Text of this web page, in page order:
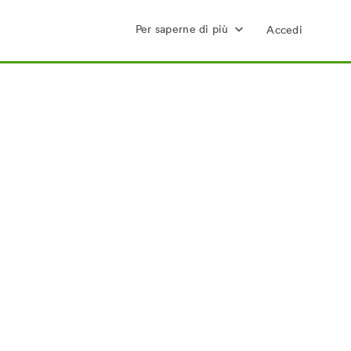
Per saperne di più Accedi